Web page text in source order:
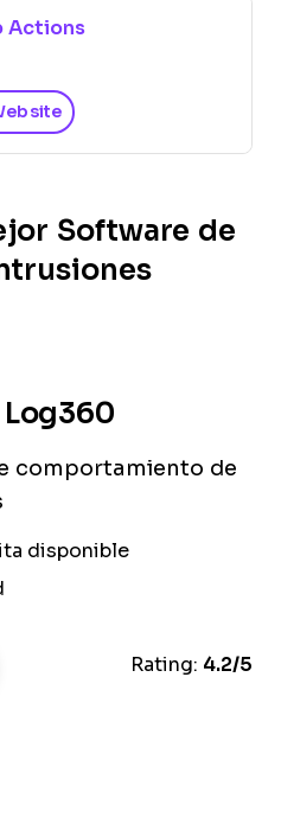
Actions
Software de
comportamiento de
disponible
Rating: 4.2/5